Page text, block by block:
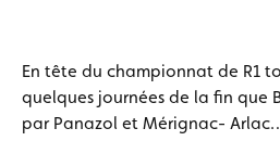
En tête du championnat de R1
quelques journées de la fin que
par Panazol et Mérignac-